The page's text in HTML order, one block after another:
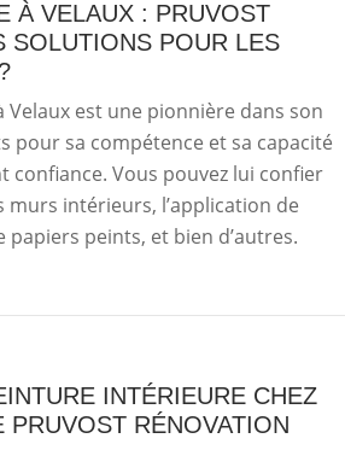
À VELAUX : PRUVOST
SOLUTIONS POUR LES
est une pionnière dans son
pour sa compétence et sa capacité
Vous pouvez lui confier
intérieurs, l’application de
peints, et bien d’autres.
INTÉRIEURE CHEZ
PRUVOST RÉNOVATION